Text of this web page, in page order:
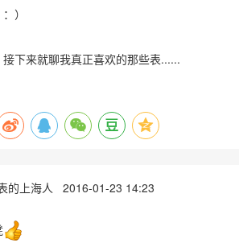
）
下来就聊我真正喜欢的那些表......
的上海人 2016-01-23 14:23